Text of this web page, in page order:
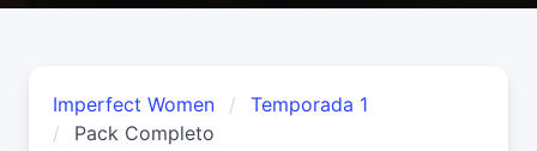
Imperfect Women
Temporada 1
Pack Completo